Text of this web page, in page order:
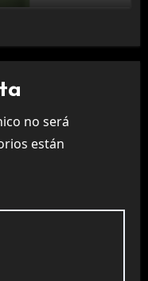
no será
están